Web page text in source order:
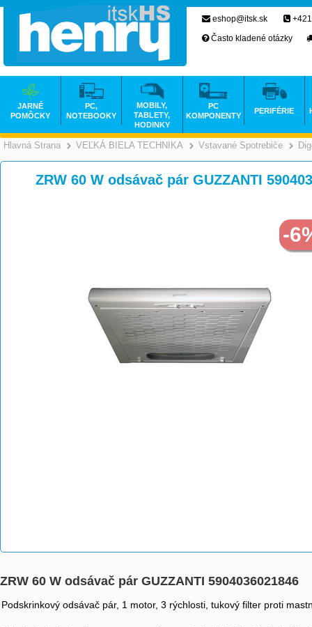
Hlavná Strana >
VEĽKÁ BIELA TECHNIKA >
Vstavané Spotrebiče
ZRW 60 W odsávač pár GUZZANTI
-
ZRW 60 W odsávač pár GUZZANTI 5904036021846
Podskrinkový odsávač pár, 1 motor, 3 rýchlosti, tukový filter proti
eshop@itsk.sk
Často kladené otázky
JARNÉ
POMÔCKY
PC,
NOTEBOOKY
MOBILY,
TABLETY,
HODINKY
PC
KOMPONENTY
PERIFÉRIE